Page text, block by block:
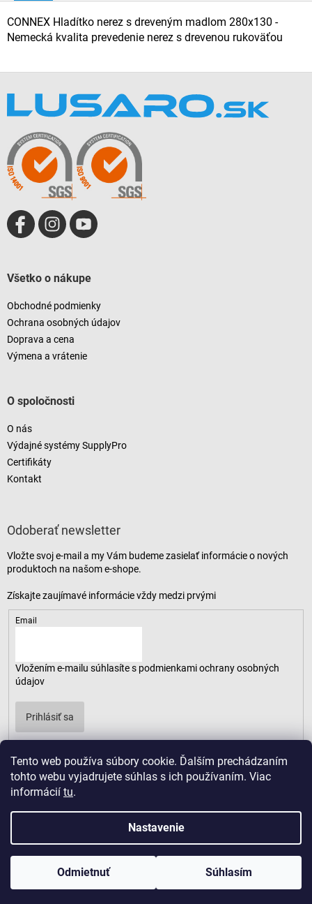
Tento web používa súbory cookie. Ďalším prechádzaním
tohto webu vyjadrujete súhlas s ich používaním. Viac
informácií tu.
Nastavenie
Odmietnuť Súhlasím
CONNEX Hladítko nerez s dreveným madlom 280x130 -
Nemecká kvalita prevedenie nerez s drevenou rukoväťou
Všetko o nákupe
Obchodné podmienky
Ochrana osobných údajov
Doprava a cena
Výmena a vrátenie
O spoločnosti
O nás
Výdajné systémy SupplyPro
Certifikáty
Kontakt
Odoberať newsletter
Vložte svoj e-mail a my Vám budeme zasielať informácie o nových
produktoch na našom e-shope.
Email
Vložením e-mailu súhlasíte s podmienkami ochrany osobných
údajov
Prihlásiť sa
D2solutions
Copyright 2026 . Všetky práva vyhradené.